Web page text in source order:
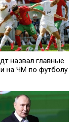
назвал главные
на ЧМ по футболу